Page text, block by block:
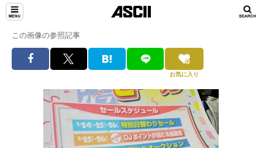
この画像の参照記事
お気に入り